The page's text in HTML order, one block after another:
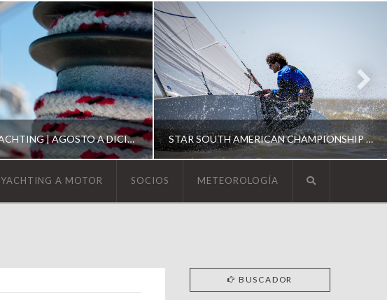
ESCUELA DE YACHTING | AGOSTO A DICIEMBRE 2026 STAR SOUTH AMERICAN CHAMPIONSHIP 2026
YACHTING A MOTOR SOCIOS METEOROLOGÍA
BUSCADOR